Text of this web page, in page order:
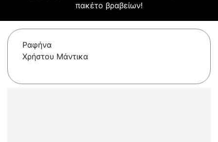
πακέτο βραβείων!
Ραφήνα
Χρήστου Μάντικα